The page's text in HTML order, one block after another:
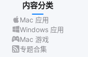
内容分类
Mac 应用
Windows 应用
Mac 游戏
专题合集